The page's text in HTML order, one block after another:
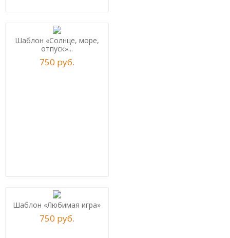
Шаблон «Солнце, море,
отпуск»...
750 руб.
Шаблон «Любимая игра»
750 руб.